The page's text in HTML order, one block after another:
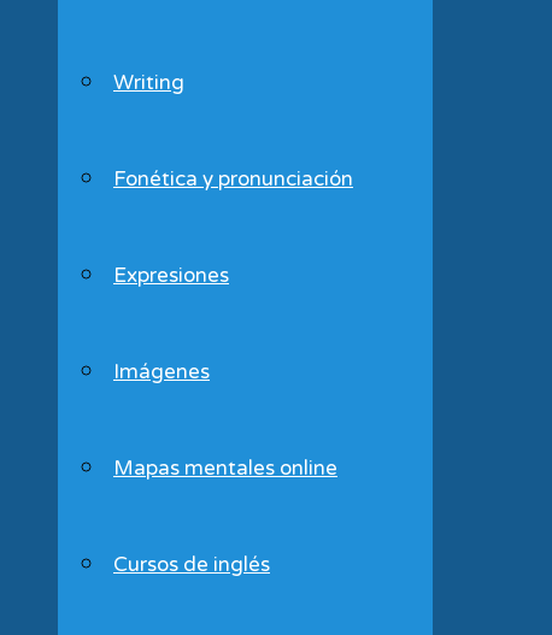
Writing
Fonética y pronunciación
Expresiones
Imágenes
Mapas mentales online
Cursos de inglés